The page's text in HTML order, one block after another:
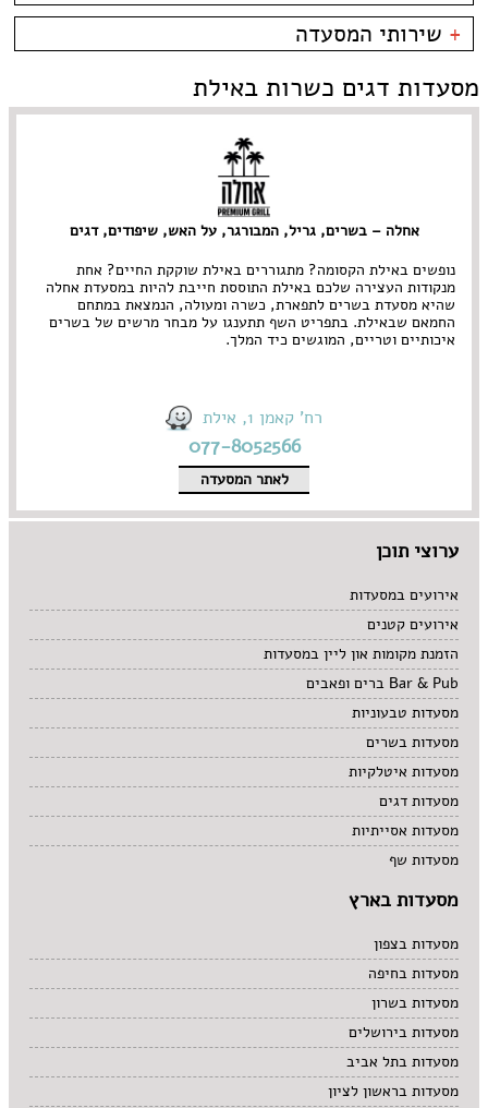
קניון מול הים - טיילת
צמחוני/טבעוני
פירות ים
סושי
אוכל ביתי
בית קפה
טאפאס בר
סיני
כשרות
כשר למהדרין
+ שירותי המסעדה
משלוחים
מסעדות דגים כשרות באילת
אחלה – בשרים, גריל, המבורגר, על האש, שיפודים, דגים
נופשים באילת הקסומה? מתגוררים באילת שוקקת החיים? אחת
מנקודות העצירה שלכם באילת התוססת חייבת להיות במסעדת אחלה
שהיא מסעדת בשרים לתפארת, כשרה ומעולה, הנמצאת במתחם
החמאם שבאילת. בתפריט השף תתענגו על מבחר מרשים של בשרים
איכותיים וטריים, המוגשים כיד המלך.
רח' קאמן 1, אילת
077-8052566
לאתר המסעדה
ערוצי תוכן
אירועים במסעדות
אירועים קטנים
הזמנת מקומות און ליין במסעדות
Bar & Pub ברים ופאבים
מסעדות טבעוניות
מסעדות בשרים
מסעדות איטלקיות
מסעדות דגים
מסעדות אסייתיות
מסעדות שף
מסעדות בארץ
מסעדות בצפון
מסעדות בחיפה
מסעדות בשרון
מסעדות בירושלים
מסעדות בתל אביב
מסעדות בראשון לציון